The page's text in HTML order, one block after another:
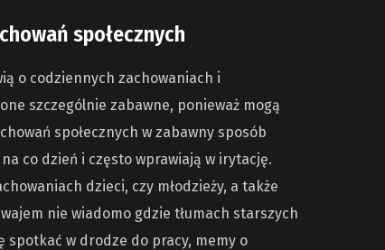
społecznych
o codziennych zachowaniach i
szczególnie zabawne, ponieważ mogą
społecznych w zabawny sposób
co dzień i często wprawiają w irytację.
dzieci, czy młodzieży, a także
nie wiadomo gdzie tłumach starszych
spotkać w drodze do pracy, memy o